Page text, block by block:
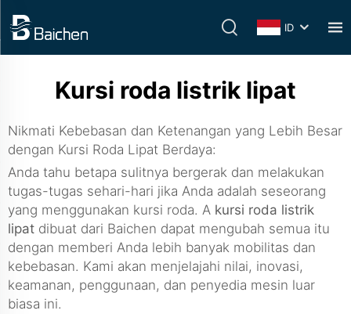
ID
Kursi roda listrik lipat
Nikmati Kebebasan dan Ketenangan yang Lebih Besar
dengan Kursi Roda Lipat Berdaya:
Anda tahu betapa sulitnya bergerak dan melakukan
tugas-tugas sehari-hari jika Anda adalah seseorang
yang menggunakan kursi roda. A kursi roda listrik
lipat dibuat dari Baichen dapat mengubah semua itu
dengan memberi Anda lebih banyak mobilitas dan
kebebasan. Kami akan menjelajahi nilai, inovasi,
keamanan, penggunaan, dan penyedia mesin luar
biasa ini.